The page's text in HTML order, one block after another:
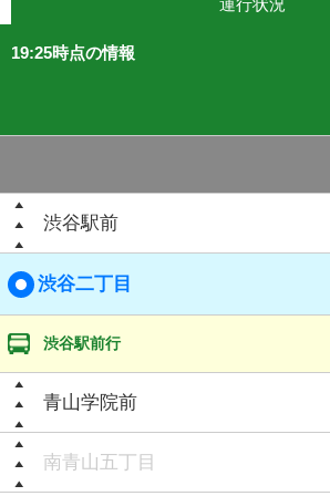
運行状況
19:25時点の情報
渋谷駅前
渋谷二丁目
渋谷駅前行
青山学院前
南青山五丁目